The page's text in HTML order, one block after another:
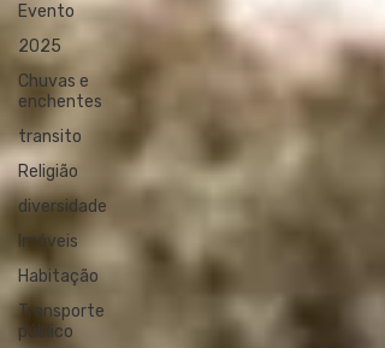
Evento
2025
Chuvas e
enchentes
transito
Religião
diversidade
Imóveis
Habitação
Transporte
público